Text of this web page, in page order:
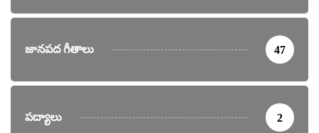
జానపద గీతాలు 47
పద్యాలు 2